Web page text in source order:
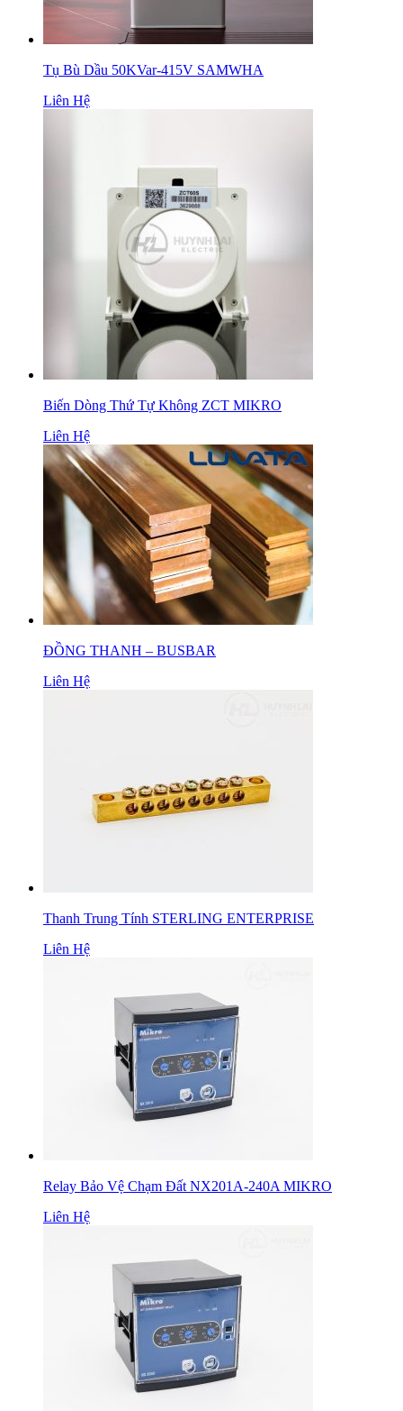
Tụ Bù Dầu 50KVar-415V SAMWHA
Liên Hệ
Biến Dòng Thứ Tự Không ZCT MIKRO
Liên Hệ
ĐỒNG THANH – BUSBAR
Liên Hệ
Thanh Trung Tính STERLING ENTERPRISE
Liên Hệ
Relay Bảo Vệ Chạm Đất NX201A-240A MIKRO
Liên Hệ